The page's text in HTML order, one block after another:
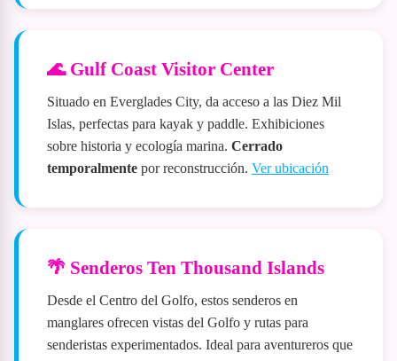
🌊 Gulf Coast Visitor Center
Situado en Everglades City, da acceso a las Diez Mil
Islas, perfectas para kayak y paddle. Exhibiciones
sobre historia y ecología marina. Cerrado
temporalmente por reconstrucción. Ver ubicación
🌴 Senderos Ten Thousand Islands
Desde el Centro del Golfo, estos senderos en
manglares ofrecen vistas del Golfo y rutas para
senderistas experimentados. Ideal para aventureros que